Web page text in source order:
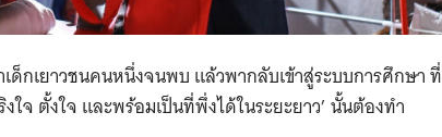
ด็กเยาวชนคนหนึ่งจนพบ แล้วพากลับเข้าสู่ระบบการศึกษา ที่
จ ตั้งใจ และพร้อมเป็นที่พึ่งได้ในระยะยาว’ นั้นต้องทำ